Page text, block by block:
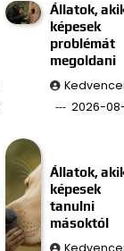
Állatok,
képesek
problémát
megoldani
2026-
Állatok,
képesek
tanulni
másoktól